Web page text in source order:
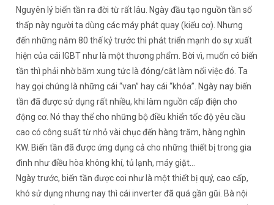
Nguyên lý biến tần ra đời từ rất lâu. Ngày đầu tạo nguồn tần số
thấp này người ta dùng các máy phát quay (kiểu cơ). Nhưng
đến những năm 80 thế kỷ trước thì phát triển mạnh do sự xuất
hiện của cái IGBT như là một thương phẩm. Bời vì, muốn có biến
tần thì phải nhờ băm xung tức là đóng/cắt làm nổi việc đó. Ta
hay gọi chúng là những cái “van” hay cái “khóa”. Ngày nay biến
tần đã được sử dụng rất nhiều, khi làm nguồn cấp điện cho
động cơ. Nó thay thể cho những bộ điều khiển tốc độ yêu cầu
cao có công suất từ nhỏ vài chục đến hàng trăm, hàng nghìn
KW. Biến tần đã được ứng dụng cả cho những thiết bị trong gia
đình như điều hòa không khí, tủ lạnh, máy giặt…
Ngày trước, biến tần được coi như là một thiết bị quý, cao cấp,
khó sử dụng nhưng nay thì cái inverter đã quá gần gũi. Bà nội